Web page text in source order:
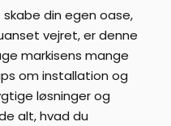
din egen oase,
vejret, er denne
markisens mange
om installation og
løsninger og
alt, hvad du